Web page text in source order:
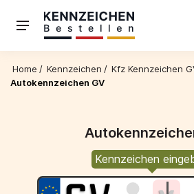
Home / Kennzeichen / Kfz Kennzeichen
Autokennzeichen GV
Kennzeichen